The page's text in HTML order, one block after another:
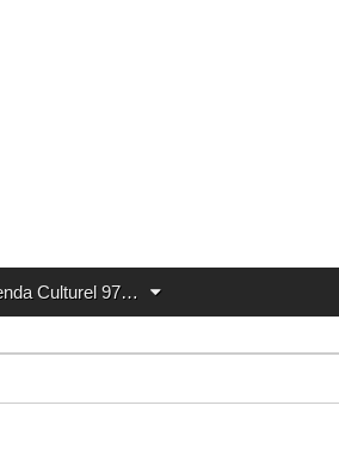
Culturel 97…